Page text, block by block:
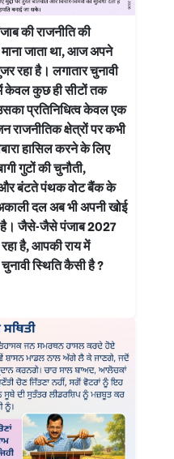
की राजनीति की
माना जाता था, आज अपने
रहा है। लगातार चुनावी
में केवल कुछ ही सीटों तक
प्रतिनिधित्व केवल एक
राजनीतिक क्षेत्रों पर कभी
हासिल करने के लिए
गुटों की चुनौती,
और बंटते पंथक वोट बैंक के
दल अब भी अपनी खोई
है। जैसे-जैसे पंजाब 2027
है, आपकी राय में
स्थिति कैसी है ?